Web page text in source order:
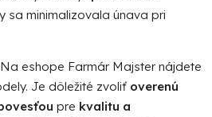
sa minimalizovala únava pri
eshope Farmár Majster nájdete
Je dôležité zvoliť overenú
pre kvalitu a